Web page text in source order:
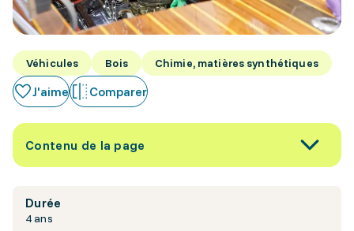
Véhicules Bois Chimie, matières synthétiques
J'aime Comparer
Contenu de la page
Durée
4 ans